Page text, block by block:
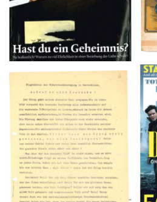
Flugblätter der Weissen
Rose – V, Januar 1943